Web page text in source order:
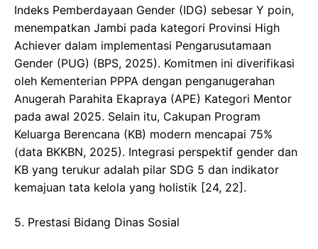
Indeks Pemberdayaan Gender (IDG) sebesar Y poin,
menempatkan Jambi pada kategori Provinsi High
Achiever dalam implementasi Pengarusutamaan
Gender (PUG) (BPS, 2025). Komitmen ini diverifikasi
oleh Kementerian PPPA dengan penganugerahan
Anugerah Parahita Ekapraya (APE) Kategori Mentor
pada awal 2025. Selain itu, Cakupan Program
Keluarga Berencana (KB) modern mencapai 75%
(data BKKBN, 2025). Integrasi perspektif gender dan
KB yang terukur adalah pilar SDG 5 dan indikator
kemajuan tata kelola yang holistik [24, 22].
​5. Prestasi Bidang Dinas Sosial